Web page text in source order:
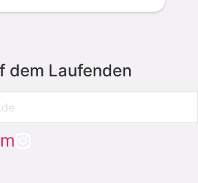
dem Laufenden